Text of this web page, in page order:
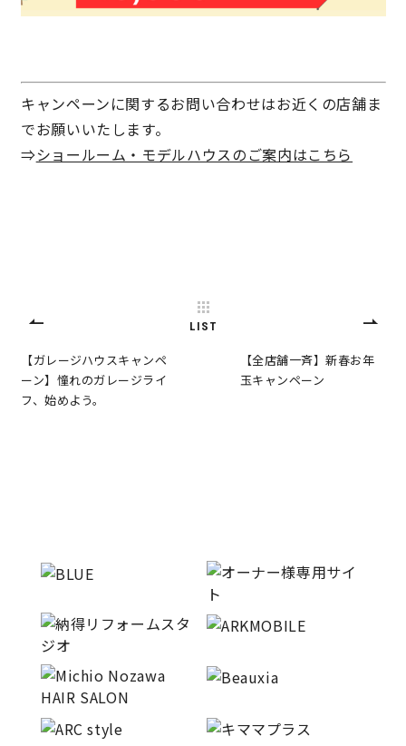
よくある質問
キャンペーンに関するお問い合わせはお近くの店舗ま
でお願いいたします。
⇒ショールーム・モデルハウスのご案内はこちら
【ガレージハウスキャンペ
ーン】憧れのガレージライ
フ、始めよう。
LIST
【全店舗一斉】新春お年
玉キャンペーン